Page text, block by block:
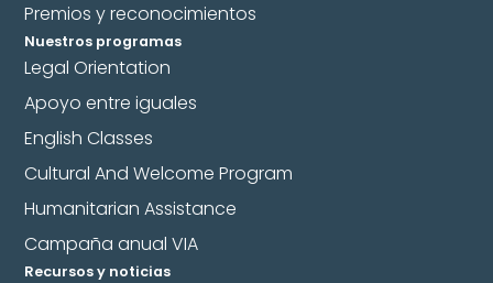
Premios y reconocimientos
Nuestros programas
Legal Orientation
Apoyo entre iguales
English Classes
Cultural And Welcome Program
Humanitarian Assistance
Campaña anual VIA
Recursos y noticias